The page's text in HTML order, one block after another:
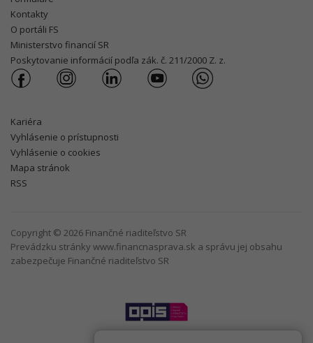
Kontakty
O portáli FS
Ministerstvo financií SR
Poskytovanie informácií podľa zák. č. 211/2000 Z. z.
Kariéra
Vyhlásenie o prístupnosti
Vyhlásenie o cookies
Mapa stránok
RSS
Copyright © 2026 Finančné riaditeľstvo SR
Prevádzku stránky www.financnasprava.sk a správu jej obsahu
zabezpečuje Finančné riaditeľstvo SR